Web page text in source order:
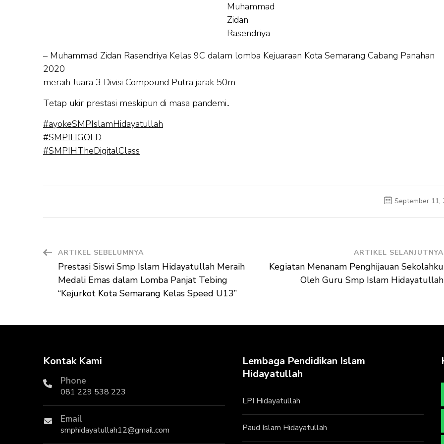
Muhammad
Zidan
Rasendriya
– Muhammad Zidan Rasendriya Kelas 9C dalam lomba Kejuaraan Kota Semarang Cabang Panahan
2020
meraih Juara 3 Divisi Compound Putra jarak 50m
Tetap ukir prestasi meskipun di masa pandemi..
#ayokeSMPIslamHidayatullah
#SMPIHGOLD
#SMPIHTheDigitalClass
September 11,
Navigasi
Artikel
ARTIKEL SEBELUMNYA
Prestasi Siswi Smp Islam Hidayatullah Meraih
Medali Emas dalam Lomba Panjat Tebing
“Kejurkot Kota Semarang Kelas Speed U13”
ARTIKEL SELANJUTNYA
Kegiatan Menanam Penghijauan Sekolahku
Oleh Guru Smp Islam Hidayatullah
Kontak Kami
Phone
081 229 538 223
Email
smphidayatullah12@gmail.com
Lembaga Pendidikan Islam
Hidayatullah
LPI Hidayatullah
Paud Islam Hidayatullah